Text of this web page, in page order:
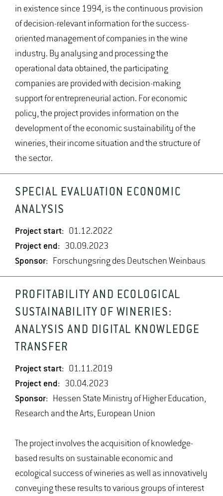
in existence since 1994, is the continuous provision
of decision-relevant information for the success-
oriented management of companies in the wine
industry. By analysing and processing the
operational data obtained, the participating
companies are provided with decision-making
support for entrepreneurial action. For economic
policy, the project provides information on the
development of the economic sustainability of the
wineries, their income situation and the structure of
the sector.
SPECIAL EVALUATION ECONOMIC
ANALYSIS
Project start: 01.12.2022
Project end: 30.09.2023
Sponsor: Forschungsring des Deutschen Weinbaus
PROFITABILITY AND ECOLOGICAL
SUSTAINABILITY OF WINERIES:
ANALYSIS AND DIGITAL KNOWLEDGE
TRANSFER
Project start: 01.11.2019
Project end: 30.04.2023
Sponsor: Hessen State Ministry of Higher Education,
Research and the Arts, European Union
The project involves the acquisition of knowledge-
based results on sustainable economic and
ecological success of wineries as well as innovatively
conveying these results to various groups of interest